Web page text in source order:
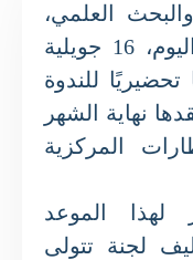
العلمي،
السيد كمال بداري، مساء اليوم، 16 جويلية
تحضيريًا للندوة
نهاية الشهر
المركزية
الموعد
لجنة تتولى